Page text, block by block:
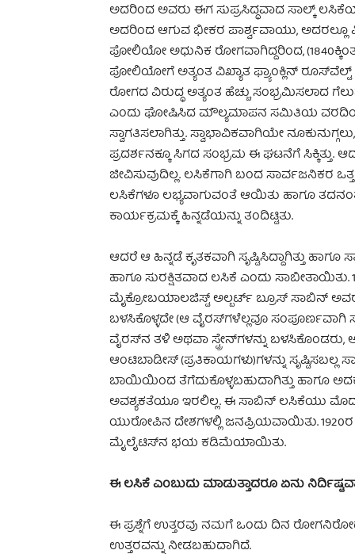
ಅದರಿಂದ ಅವರು ಈಗ ಸುಪ್ರಸಿದ್ಧವಾದ ಸಾಲ್ಕ್
ಅದರಿಂದ ಆಗುವ ಭೀಕರ ಪಾರ್ಶ್ವವಾಯು, ಅದರಲ್ಲೂ
ಪೋಲಿಯೋ ಅಧುನಿಕ ರೋಗವಾಗಿದ್ದರಿಂದ,
ಪೋಲಿಯೋಗೆ ಅತ್ಯಂತ ವಿಖ್ಯಾತ ಫ್ರ್ಯಾಂಕ್ಲಿನ್
ರೋಗದ ವಿರುದ್ಧ ಅತ್ಯಂತ ಹೆಚ್ಚು ಸಂಭ್ರಮಿಸಲಾದ
ಎಂದು ಘೋಷಿಸಿದ ಮೌಲ್ಯಮಾಪನ ಸಮಿತಿಯ
ಸ್ವಾಗತಿಸಲಾಗಿತ್ತು. ಸ್ವಾಭಾವಿಕವಾಗಿಯೇ
ಪ್ರದರ್ಶನಕ್ಕೂ ಸಿಗದ ಸಂಭ್ರಮ ಈ ಘಟನೆಗೆ
ಜೀವಿಸುವುದಿಲ್ಲ. ಲಸಿಕೆಗಾಗಿ ಬಂದ ಸಾರ್ವಜನಿಕರ
ಲಸಿಕೆಗಳೂ ಲಭ್ಯವಾಗುವಂತೆ ಆಯಿತು ಹಾಗೂ
ಕಾರ್ಯಕ್ರಮಕ್ಕೆ ಹಿನ್ನಡೆಯನ್ನು ತಂದಿಟ್ಟಿತು.
ಆದರೆ ಆ ಹಿನ್ನಡೆ ಕೃತಕವಾಗಿ ಸೃಷ್ಟಿಸಿದ್ದಾಗಿತ್ತು
ಹಾಗೂ ಸುರಕ್ಷಿತವಾದ ಲಸಿಕೆ ಎಂದು ಸಾಬೀತಾಯಿತು.
ಮೈಕ್ರೋಬಯಾಲಜಿಸ್ಟ್ ಅಲ್ಬರ್ಟ್ ಬ್ರೂಸ್ ಸಾಬಿನ್ ಅವರು
ಬಳಸಿಕೊಳ್ಳದೇ (ಆ ವೈರಸ್‌ಗಳೆಲ್ಲವೂ ಸಂಪೂರ್ಣವಾಗಿ
ವೈರಸ್‌ನ ತಳಿ ಅಥವಾ ಸ್ಟ್ರೇನ್‌ಗಳನ್ನು ಬಳಸಿಕೊಂಡರು, ಆ
ಆಂಟಿಬಾಡೀಸ್ (ಪ್ರತಿಕಾಯಗಳು)ಗಳನ್ನು ಸೃಷ್ಟಿಸಬಲ್ಲ
ಬಾಯಿಯಿಂದ ತೆಗೆದುಕೊಳ್ಳಬಹುದಾಗಿತ್ತು ಹಾಗೂ
ಅವಶ್ಯಕತೆಯೂ ಇರಲಿಲ್ಲ. ಈ ಸಾಬಿನ್ ಲಸಿಕೆಯು
ಯುರೋಪಿನ ದೇಶಗಳಲ್ಲಿ ಜನಪ್ರಿಯವಾಯಿತು.
ಮೈಲೈಟಿಸ್‌ನ ಭಯ ಕಡಿಮೆಯಾಯಿತು.
ಈ ಲಸಿಕೆ ಎಂಬುದು ಮಾಡುತ್ತಾದರೂ ಏನು
ಈ ಪ್ರಶ್ನೆಗೆ ಉತ್ತರವು ನಮಗೆ ಒಂದು ದಿನ
ಉತ್ತರವನ್ನು ನೀಡಬಹುದಾಗಿದೆ.